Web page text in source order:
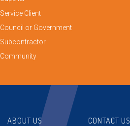
Service Client
Council or Government
Subcontractor
Community
ABOUT US CONTACT US